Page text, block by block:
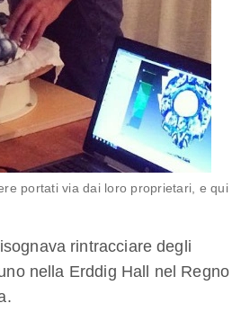
portati via dai loro proprietari, e qui
rintracciare degli
nella Erddig Hall nel Regno